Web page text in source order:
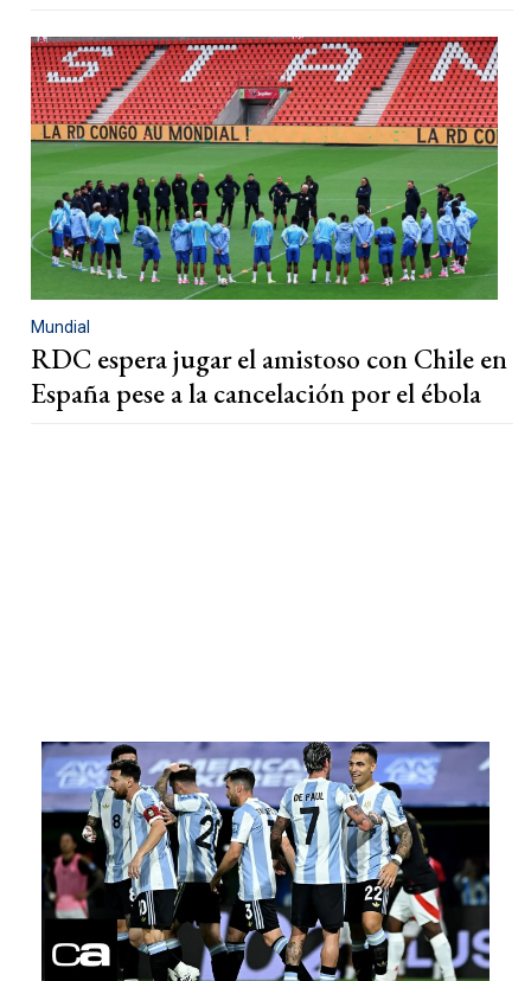
Mundial
RDC espera jugar el amistoso con Chile en
España pese a la cancelación por el ébola